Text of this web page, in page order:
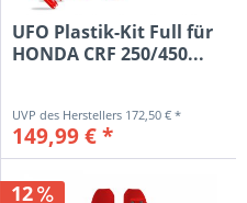
UFO Plastik-Kit Full für
HONDA CRF 250/450...
172,50 € *
149,99 € *
12